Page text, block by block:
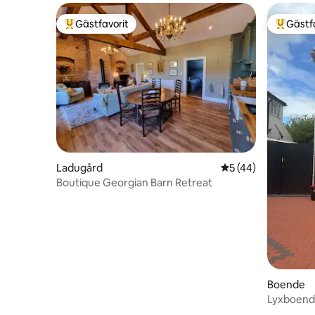
Populär gästfavorit
Gästfavorit
Ladugård 5 av 5 i
5 (44)
Boutique Georgian Barn Retreat
Boende